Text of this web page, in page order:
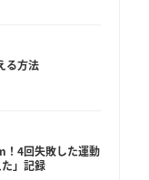
る方法
！4回失敗した運動
」記録